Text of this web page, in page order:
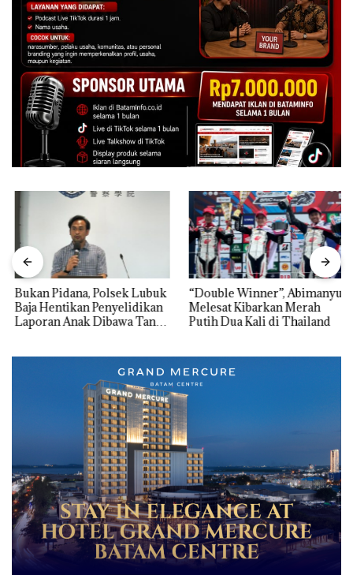
Bukan Pidana, Polsek Lubuk
Baja Hentikan Penyelidikan
Laporan Anak Dibawa Tanpa
“Double Winner”, Abimanyu
Melesat Kibarkan Merah
Putih Dua Kali di Thailand